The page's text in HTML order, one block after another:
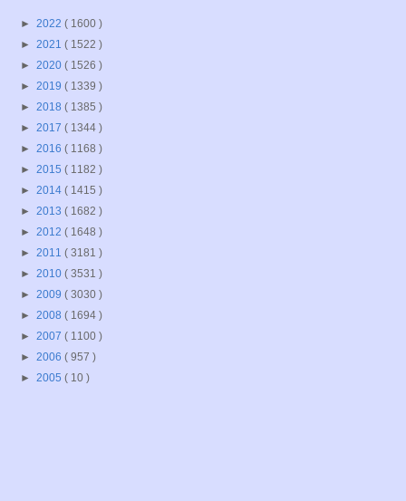
► 2022 ( 1600 )
► 2021 ( 1522 )
► 2020 ( 1526 )
► 2019 ( 1339 )
► 2018 ( 1385 )
► 2017 ( 1344 )
► 2016 ( 1168 )
► 2015 ( 1182 )
► 2014 ( 1415 )
► 2013 ( 1682 )
► 2012 ( 1648 )
► 2011 ( 3181 )
► 2010 ( 3531 )
► 2009 ( 3030 )
► 2008 ( 1694 )
► 2007 ( 1100 )
► 2006 ( 957 )
► 2005 ( 10 )